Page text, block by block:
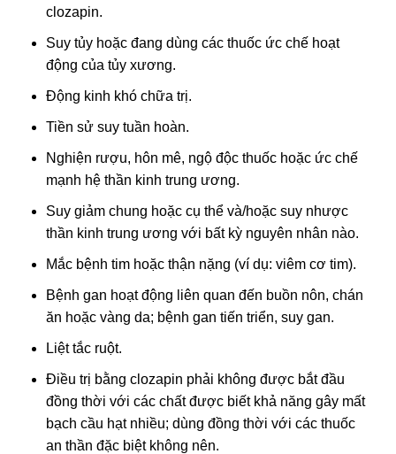
clozapin.
Suy tủy hoặc đang dùng các thuốc ức chế hoạt
động của tủy xương.
Động kinh khó chữa trị.
Tiền sử suy tuần hoàn.
Nghiện rượu, hôn mê, ngộ độc thuốc hoặc ức chế
mạnh hệ thần kinh trung ương.
Suy giảm chung hoặc cụ thể và/hoặc suy nhược
thần kinh trung ương với bất kỳ nguyên nhân nào.
Mắc bệnh tim hoặc thận nặng (ví dụ: viêm cơ tim).
Bệnh gan hoạt động liên quan đến buồn nôn, chán
ăn hoặc vàng da; bệnh gan tiến triển, suy gan.
Liệt tắc ruột.
Điều trị bằng clozapin phải không được bắt đầu
đồng thời với các chất được biết khả năng gây mất
bạch cầu hạt nhiều; dùng đồng thời với các thuốc
an thần đặc biệt không nên.